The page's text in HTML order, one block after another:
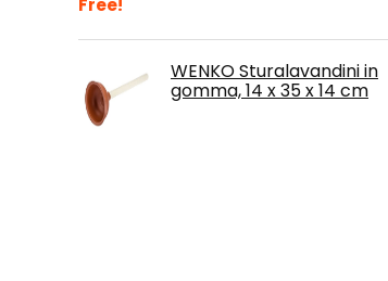
Free!
WENKO Sturalavandini in
gomma, 14 x 35 x 14 cm